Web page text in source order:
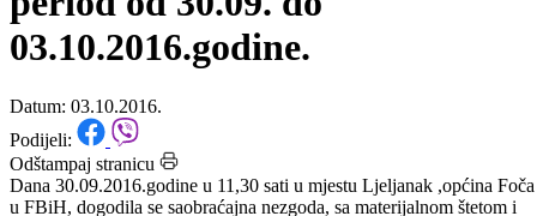
Uprava policije informacija za
period od 30.09. do
03.10.2016.godine.
Datum: 03.10.2016.
Podijeli: